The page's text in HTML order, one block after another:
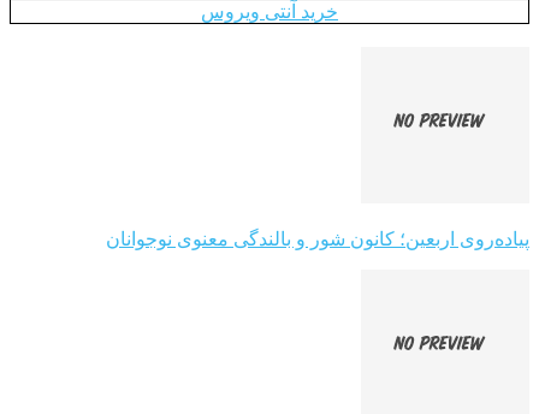
خرید آنتی ویروس
پیاده‌روی اربعین؛ کانون شور و بالندگی معنوی نوجوانان